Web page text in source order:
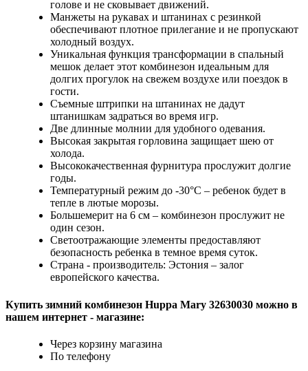
голове и не сковывает движений.
Манжеты на рукавах и штанинах с резинкой
обеспечивают плотное прилегание и не пропускают
холодный воздух.
Уникальная функция трансформации в спальный
мешок делает этот комбинезон идеальным для
долгих прогулок на свежем воздухе или поездок в
гости.
Съемные штрипки на штанинах не дадут
штанишкам задраться во время игр.
Две длинные молнии для удобного одевания.
Высокая закрытая горловина защищает шею от
холода.
Высококачественная фурнитура прослужит долгие
годы.
Температурный режим до -30°C – ребенок будет в
тепле в лютые морозы.
Большемерит на 6 см – комбинезон прослужит не
один сезон.
Светоотражающие элементы предоставляют
безопасность ребенка в темное время суток.
Страна - производитель: Эстония – залог
европейского качества.
Купить зимний комбинезон Huppa Mary 32630030 можно в
нашем интернет - магазине:
Через корзину магазина
По телефону